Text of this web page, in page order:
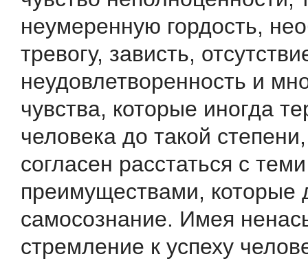
неумеренную гордость,
тревогу, зависть,
неудовлетворенность и
чувства, которые иногда
человека до такой
согласен расстаться с теми
преимуществами, которые
самосознание. Имея
стремление к успеху